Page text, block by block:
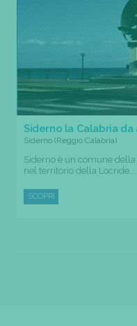
Siderno la Calabria da
Siderno (Reggio Calabria)
Siderno è un comune
nel territorio della Locride....
SCOPRI